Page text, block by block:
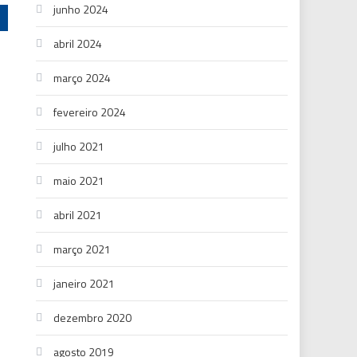
junho 2024
abril 2024
março 2024
fevereiro 2024
julho 2021
maio 2021
abril 2021
março 2021
janeiro 2021
dezembro 2020
agosto 2019